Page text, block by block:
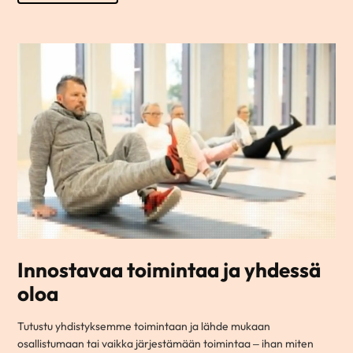
Innostavaa toimintaa ja yhdessä
oloa
Tutustu yhdistyksemme toimintaan ja lähde mukaan
osallistumaan tai vaikka järjestämään toimintaa – ihan miten